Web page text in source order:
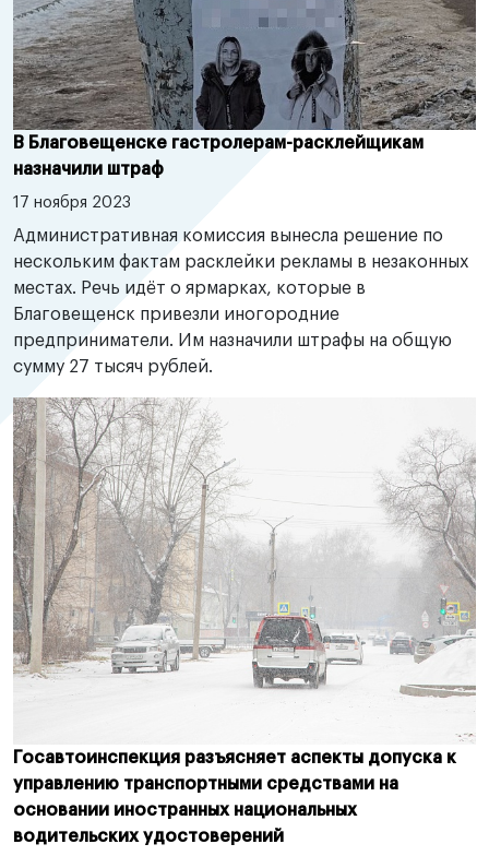
В Благовещенске гастролерам-расклейщикам
назначили штраф
17 ноября 2023
Административная комиссия вынесла решение по
нескольким фактам расклейки рекламы в незаконных
местах. Речь идёт о ярмарках, которые в
Благовещенск привезли иногородние
предприниматели. Им назначили штрафы на общую
сумму 27 тысяч рублей.
Госавтоинспекция разъясняет аспекты допуска к
управлению транспортными средствами на
основании иностранных национальных
водительских удостоверений